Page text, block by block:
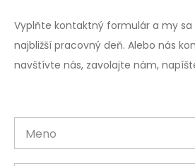
Vyplňte kontaktný formulár a my
najbližší pracovný deň. Alebo nás
navštívte nás, zavolajte nám,
Meno